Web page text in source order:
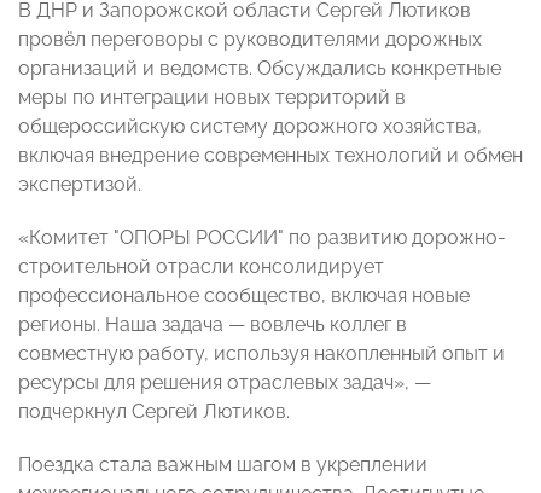
В ДНР и Запорожской области Сергей Лютиков
провёл переговоры с руководителями дорожных
организаций и ведомств. Обсуждались конкретные
меры по интеграции новых территорий в
общероссийскую систему дорожного хозяйства,
включая внедрение современных технологий и обмен
экспертизой.
«Комитет "ОПОРЫ РОССИИ" по развитию дорожно-
строительной отрасли консолидирует
профессиональное сообщество, включая новые
регионы. Наша задача — вовлечь коллег в
совместную работу, используя накопленный опыт и
ресурсы для решения отраслевых задач», —
подчеркнул Сергей Лютиков.
Поездка стала важным шагом в укреплении